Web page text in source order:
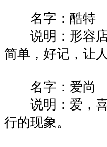
名字：酷特
说明：形容店
简单，好记，让
名字：爱尚
说明：爱，喜
行的现象。